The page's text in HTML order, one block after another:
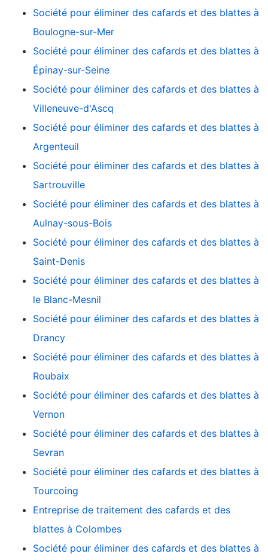
Société pour éliminer des cafards et des blattes à
Boulogne-sur-Mer
Société pour éliminer des cafards et des blattes à
Épinay-sur-Seine
Société pour éliminer des cafards et des blattes à
Villeneuve-d'Ascq
Société pour éliminer des cafards et des blattes à
Argenteuil
Société pour éliminer des cafards et des blattes à
Sartrouville
Société pour éliminer des cafards et des blattes à
Aulnay-sous-Bois
Société pour éliminer des cafards et des blattes à
Saint-Denis
Société pour éliminer des cafards et des blattes à
le Blanc-Mesnil
Société pour éliminer des cafards et des blattes à
Drancy
Société pour éliminer des cafards et des blattes à
Roubaix
Société pour éliminer des cafards et des blattes à
Vernon
Société pour éliminer des cafards et des blattes à
Sevran
Société pour éliminer des cafards et des blattes à
Tourcoing
Entreprise de traitement des cafards et des
blattes à Colombes
Société pour éliminer des cafards et des blattes à